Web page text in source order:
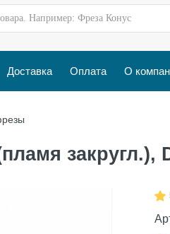
Доставка Оплата О
закругл.),